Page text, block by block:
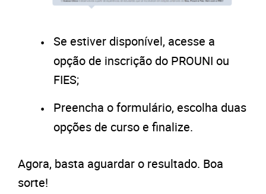
Se estiver disponível, acesse a
opção de inscrição do PROUNI ou
FIES;
Preencha o formulário, escolha duas
opções de curso e finalize.
Agora, basta aguardar o resultado. Boa
sorte!